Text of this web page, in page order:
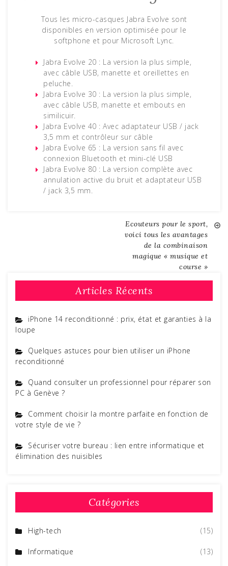
Tous les micro-casques Jabra Evolve sont
disponibles en version optimisée pour le
softphone et pour Microsoft Lync.
Jabra Evolve 20 : La version la plus simple,
avec câble USB, manette et oreillettes en
peluche.
Jabra Evolve 30 : La version la plus simple,
avec câble USB, manette et embouts en
similicuir.
Jabra Evolve 40 : Avec adaptateur USB / jack
3,5 mm et contrôleur sur câble
Jabra Evolve 65 : La version sans fil avec
connexion Bluetooth et mini-clé USB
Jabra Evolve 80 : La version complète avec
annulation active du bruit et adaptateur USB
/ jack 3,5 mm.
l’article
Ecouteurs pour le sport,
voici tous les avantages
de la combinaison
magique « musique et
course »
Articles Récents
iPhone 14 reconditionné : prix, état et garanties à la
loupe
Quelques astuces pour bien utiliser un iPhone
reconditionné
Quand consulter un professionnel pour réparer son
PC à Genève ?
Comment choisir la montre parfaite en fonction de
votre style de vie ?
Sécuriser votre bureau : lien entre informatique et
élimination des nuisibles
Catégories
High-tech (15)
Informatique (13)